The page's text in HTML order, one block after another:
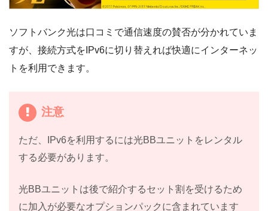
ソフトバンク光は口コミで通信速度の賛否が分かれていま
すが、接続方式をIPv6に切り替えれば快適にインターネッ
トを利用できます。
注意
ただ、IPv6を利用するには光BBユニットをレンタル
する必要があります。
光BBユニットは後で紹介するセット割を受けるため
に加入が必要なオプションパックに含まれています